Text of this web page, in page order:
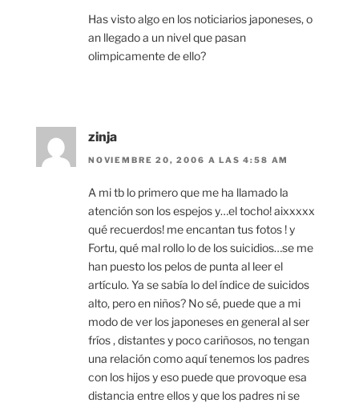
Has visto algo en los noticiarios japoneses, o
an llegado a un nivel que pasan
olimpicamente de ello?
zinja
NOVIEMBRE 20, 2006 A LAS 4:58 AM
A mi tb lo primero que me ha llamado la
atención son los espejos y…el tocho! aixxxxx
qué recuerdos! me encantan tus fotos ! y
Fortu, qué mal rollo lo de los suicidios…se me
han puesto los pelos de punta al leer el
artículo. Ya se sabía lo del índice de suicidos
alto, pero en niños? No sé, puede que a mi
modo de ver los japoneses en general al ser
fríos , distantes y poco cariñosos, no tengan
una relación como aquí tenemos los padres
con los hijos y eso puede que provoque esa
distancia entre ellos y que los padres ni se